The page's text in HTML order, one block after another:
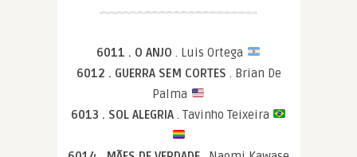
6011 . O ANJO. Luis Ortega
6012 . GUERRA SEM CORTES . Brian De
Palma
6013 . SOL ALEGRIA . Tavinho Teixeira